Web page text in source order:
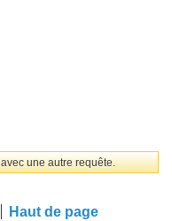
une autre requête.
Haut de page